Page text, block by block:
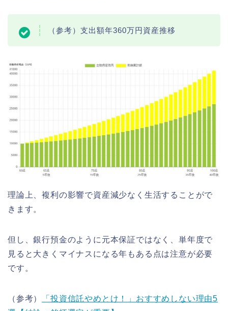
（参考）支出額年360万円資産推移
理論上、複利の影響で資産減少なく生活することがで
きます。
但し、銀行預金のように元本保証ではなく、単年度で
見ると大きくマイナスになる年もある点は注意が必要
です。
（参考）
「投資信託やめとけ！」おすすめしない理由5